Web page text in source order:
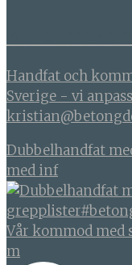
Handfat och
Sverige - vi
Dubbelhandfat
med inf
Vår kommod med
m